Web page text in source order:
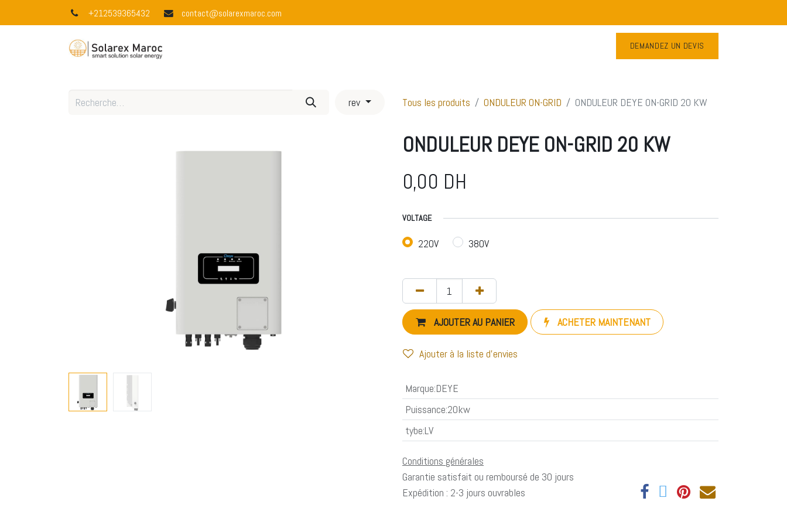
+212539365432 contact@solarexmaroc.com
DEMANDEZ UN DEVIS
rev Tous les produits ONDULEUR ON-GRID ONDULEUR DEYE ON-GRID 20 KW
ONDULEUR DEYE ON-GRID 20 KW
0,00 DH
VOLTAGE
220V 380V
AJOUTER AU PANIER ACHETER MAINTENANT
Ajouter à la liste d'envies
Marque:DEYE
Puissance:20kw
tybe:LV
Conditions générales
Garantie satisfait ou remboursé de 30 jours
Expédition : 2-3 jours ouvrables